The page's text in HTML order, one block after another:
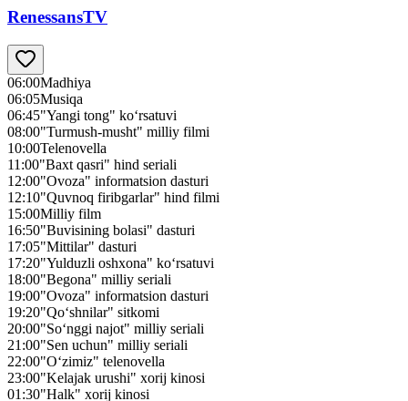
RenessansTV
06:00Madhiya
06:05Musiqa
06:45"Yangi tong" ko‘rsatuvi
08:00"Turmush-musht" milliy filmi
10:00Telenovella
11:00"Baxt qasri" hind seriali
12:00"Ovoza" informatsion dasturi
12:10"Quvnoq firibgarlar" hind filmi
15:00Milliy film
16:50"Buvisining bolasi" dasturi
17:05"Mittilar" dasturi
17:20"Yulduzli oshxona" ko‘rsatuvi
18:00"Begona" milliy seriali
19:00"Ovoza" informatsion dasturi
19:20"Qo‘shnilar" sitkomi
20:00"So‘nggi najot" milliy seriali
21:00"Sen uchun" milliy seriali
22:00"O‘zimiz" telenovella
23:00"Kelajak urushi" xorij kinosi
01:30"Halk" xorij kinosi